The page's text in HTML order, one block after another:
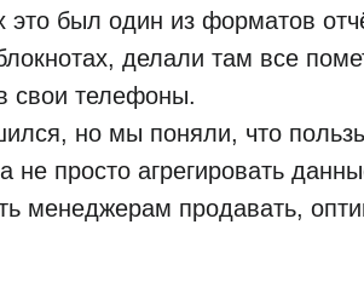
был один из форматов
делали там все
свои телефоны.
но мы поняли, что
просто агрегировать
менеджерам продавать,